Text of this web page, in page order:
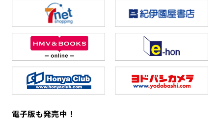
電子版も発売中！